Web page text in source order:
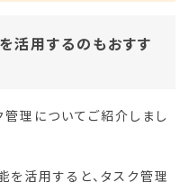
活用するのもおすす
理についてご紹介しまし
活用すると、タスク管理